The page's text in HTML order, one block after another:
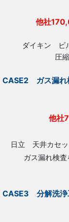
他社
ダイキン ビ
圧
CASE2 ガス漏れ
他社
日立 天井カセ
ガス漏れ検
CASE3 分解洗浄